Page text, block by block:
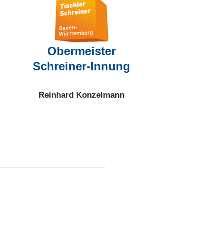
Obermeister
Schreiner-Innung
Reinhard Konzelmann